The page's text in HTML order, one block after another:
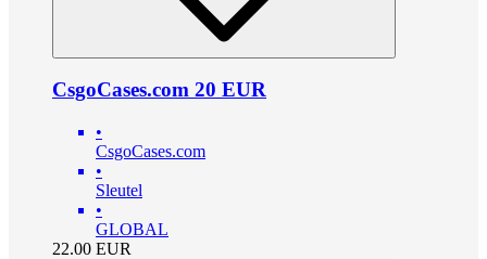
CsgoCases.com 20 EUR
•
CsgoCases.com
•
Sleutel
•
GLOBAL
22.00 EUR